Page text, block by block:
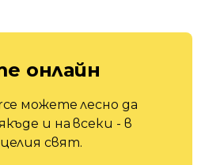
онлайн
можете лесно да
и на всеки - в
свят.